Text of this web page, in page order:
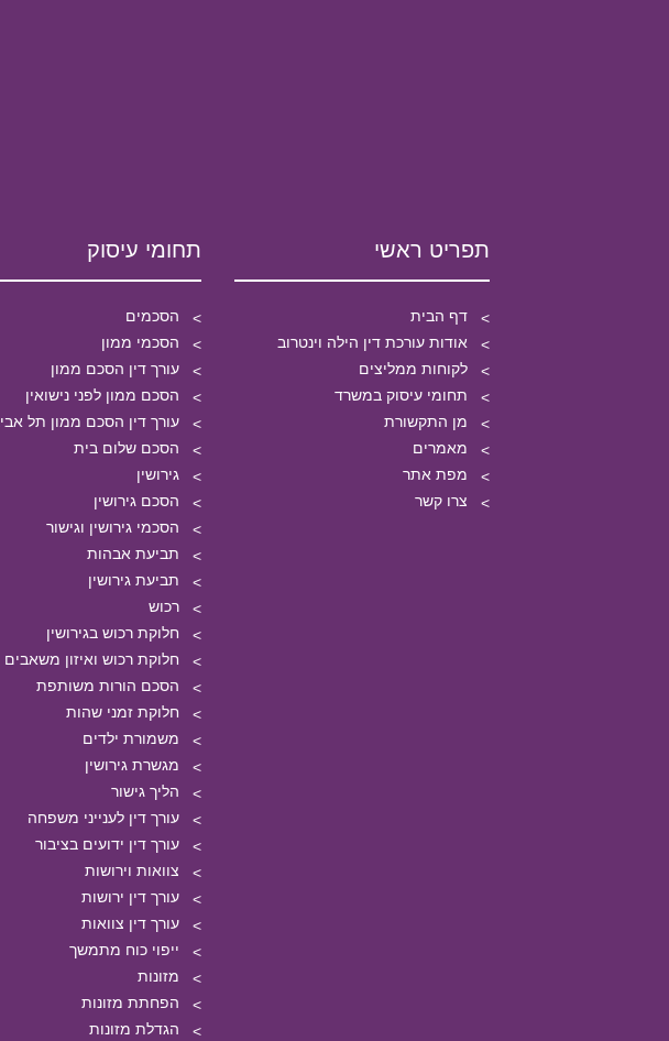
תפריט ראשי
דף הבית
אודות עורכת דין הילה וינטרוב
לקוחות ממליצים
תחומי עיסוק במשרד
מן התקשורת
מאמרים
מפת אתר
צרו קשר
תחומי עיסוק
הסכמים
הסכמי ממון
עורך דין הסכם ממון
הסכם ממון לפני נישואין
עורך דין הסכם ממון תל
הסכם שלום בית
גירושין
הסכם גירושין
הסכמי גירושין וגישור
תביעת אבהות
תביעת גירושין
רכוש
חלוקת רכוש בגירושין
חלוקת רכוש ואיזון משאבים
הסכם הורות משותפת
חלוקת זמני שהות
משמורת ילדים
מגשרת גירושין
הליך גישור
עורך דין לענייני משפחה
עורך דין ידועים בציבור
צוואות וירושות
עורך דין ירושות
עורך דין צוואות
ייפוי כוח מתמשך
מזונות
הפחתת מזונות
הגדלת מזונות